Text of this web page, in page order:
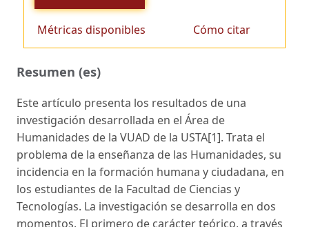
Métricas disponibles Cómo citar
Resumen (es)
Este artículo presenta los resultados de una
investigación desarrollada en el Área de
Humanidades de la VUAD de la USTA[1]. Trata el
problema de la enseñanza de las Humanidades, su
incidencia en la formación humana y ciudadana, en
los estudiantes de la Facultad de Ciencias y
Tecnologías. La investigación se desarrolla en dos
momentos. El primero de carácter teórico, a través